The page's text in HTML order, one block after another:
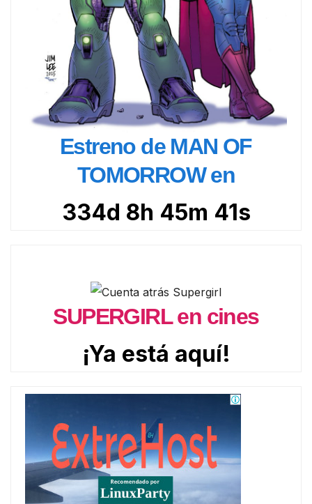
Estreno de MAN OF
TOMORROW en
334d 8h 45m 39s
SUPERGIRL en cines
¡Ya está aquí!